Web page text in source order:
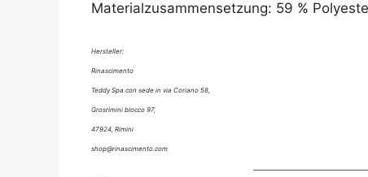
Materialzusammensetzung: 59 %
Hersteller:
Rinascimento
Teddy Spa con sede in via Coriano 58,
Grosrimini blocco 97,
47924, Rimini
shop@rinascimento.com